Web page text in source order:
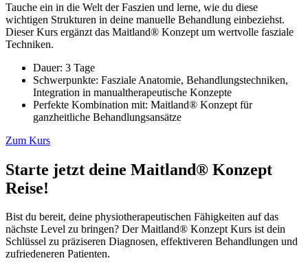
Tauche ein in die Welt der Faszien und lerne, wie du diese
wichtigen Strukturen in deine manuelle Behandlung einbeziehst.
Dieser Kurs ergänzt das Maitland® Konzept um wertvolle fasziale
Techniken.
Dauer: 3 Tage
Schwerpunkte: Fasziale Anatomie, Behandlungstechniken,
Integration in manualtherapeutische Konzepte
Perfekte Kombination mit: Maitland® Konzept für
ganzheitliche Behandlungsansätze
Zum Kurs
Starte jetzt deine Maitland® Konzept
Reise!
Bist du bereit, deine physiotherapeutischen Fähigkeiten auf das
nächste Level zu bringen? Der Maitland® Konzept Kurs ist dein
Schlüssel zu präziseren Diagnosen, effektiveren Behandlungen und
zufriedeneren Patienten.